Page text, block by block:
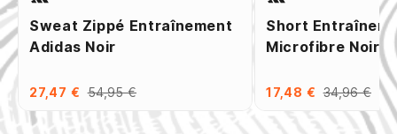
Sweat Zippé Entraînement
Adidas Noir
27,47 € 54,95 €
Short
Microfibre Noir
17,48 € 34,96 €